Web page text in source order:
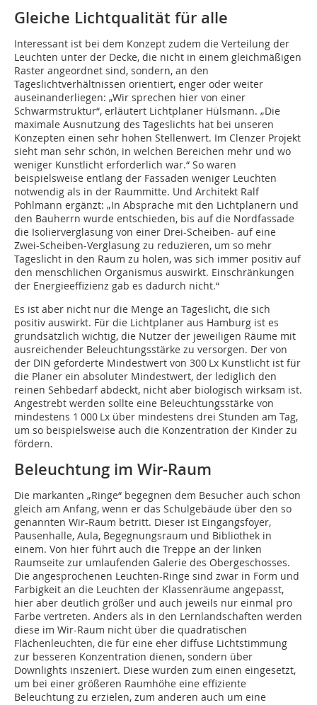
Gleiche Lichtqualität für alle
Interessant ist bei dem Konzept zudem die Verteilung der
Leuchten unter der Decke, die nicht in einem gleichmäßigen
Raster angeordnet sind, sondern, an den
Tageslichtverhältnissen orientiert, enger oder weiter
auseinanderliegen: „Wir sprechen hier von einer
Schwarmstruktur“, erläutert Lichtplaner Hülsmann. „Die
maximale Ausnutzung des Tageslichts hat bei unseren
Konzepten einen sehr hohen Stellenwert. Im Clenzer Projekt
sieht man sehr schön, in welchen Bereichen mehr und wo
weniger Kunstlicht erforderlich war.“ So waren
beispielsweise entlang der Fassaden weniger Leuchten
notwendig als in der Raummitte. Und Architekt Ralf
Pohlmann ergänzt: „In Absprache mit den Lichtplanern und
den Bauherrn wurde entschieden, bis auf die Nordfassade
die Isolierverglasung von einer Drei-Scheiben- auf eine
Zwei-Scheiben-Verglasung zu reduzieren, um so mehr
Tageslicht in den Raum zu holen, was sich immer positiv auf
den menschlichen Organismus auswirkt. Einschränkungen
der Energieeffizienz gab es dadurch nicht.“
Es ist aber nicht nur die Menge an Tageslicht, die sich
positiv auswirkt. Für die Lichtplaner aus Hamburg ist es
grundsätzlich wichtig, die Nutzer der jeweiligen Räume mit
ausreichender Beleuchtungsstärke zu versorgen. Der von
der DIN geforderte Mindestwert von 300 Lx Kunstlicht ist für
die Planer ein absoluter Mindestwert, der lediglich den
reinen Sehbedarf abdeckt, nicht aber biologisch wirksam ist.
Angestrebt werden sollte eine Beleuchtungsstärke von
mindestens 1 000 Lx über mindestens drei Stunden am Tag,
um so beispielsweise auch die Konzentration der Kinder zu
fördern.
Beleuchtung im Wir-Raum
Die markanten „Ringe“ begegnen dem Besucher auch schon
gleich am Anfang, wenn er das Schulgebäude über den so
genannten Wir-Raum betritt. Dieser ist Eingangsfoyer,
Pausenhalle, Aula, Begegnungsraum und Bibliothek in
einem. Von hier führt auch die Treppe an der linken
Raumseite zur umlaufenden Galerie des Obergeschosses.
Die angesprochenen Leuchten-Ringe sind zwar in Form und
Farbigkeit an die Leuchten der Klassenräume angepasst,
hier aber deutlich größer und auch jeweils nur einmal pro
Farbe vertreten. Anders als in den Lernlandschaften werden
diese im Wir-Raum nicht über die quadratischen
Flächenleuchten, die für eine eher diffuse Lichtstimmung
zur besseren Konzentration dienen, sondern über
Downlights inszeniert. Diese wurden zum einen eingesetzt,
um bei einer größeren Raumhöhe eine effiziente
Beleuchtung zu erzielen, zum anderen auch um eine